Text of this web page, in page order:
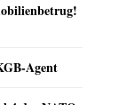
Agent